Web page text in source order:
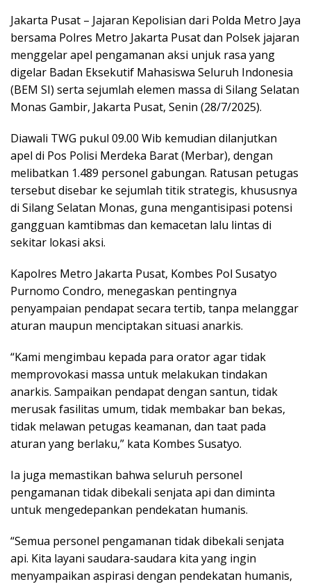
Jakarta Pusat – Jajaran Kepolisian dari Polda Metro Jaya
bersama Polres Metro Jakarta Pusat dan Polsek jajaran
menggelar apel pengamanan aksi unjuk rasa yang
digelar Badan Eksekutif Mahasiswa Seluruh Indonesia
(BEM SI) serta sejumlah elemen massa di Silang Selatan
Monas Gambir, Jakarta Pusat, Senin (28/7/2025).
Diawali TWG pukul 09.00 Wib kemudian dilanjutkan
apel di Pos Polisi Merdeka Barat (Merbar), dengan
melibatkan 1.489 personel gabungan. Ratusan petugas
tersebut disebar ke sejumlah titik strategis, khususnya
di Silang Selatan Monas, guna mengantisipasi potensi
gangguan kamtibmas dan kemacetan lalu lintas di
sekitar lokasi aksi.
Kapolres Metro Jakarta Pusat, Kombes Pol Susatyo
Purnomo Condro, menegaskan pentingnya
penyampaian pendapat secara tertib, tanpa melanggar
aturan maupun menciptakan situasi anarkis.
“Kami mengimbau kepada para orator agar tidak
memprovokasi massa untuk melakukan tindakan
anarkis. Sampaikan pendapat dengan santun, tidak
merusak fasilitas umum, tidak membakar ban bekas,
tidak melawan petugas keamanan, dan taat pada
aturan yang berlaku,” kata Kombes Susatyo.
Ia juga memastikan bahwa seluruh personel
pengamanan tidak dibekali senjata api dan diminta
untuk mengedepankan pendekatan humanis.
“Semua personel pengamanan tidak dibekali senjata
api. Kita layani saudara-saudara kita yang ingin
menyampaikan aspirasi dengan pendekatan humanis,